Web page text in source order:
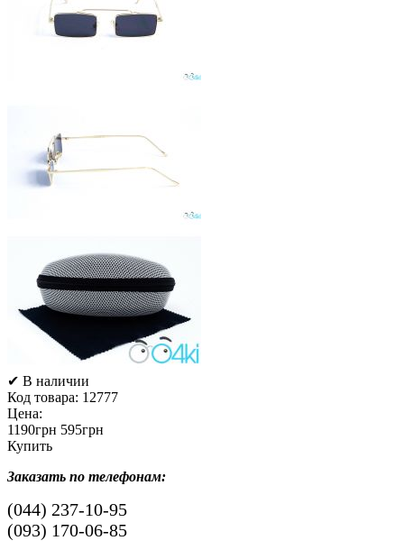
✔ В наличии
Код товара: 12777
Цена:
1190грн 595грн
Купить
Заказать по телефонам:
(044) 237-10-95
(093) 170-06-85